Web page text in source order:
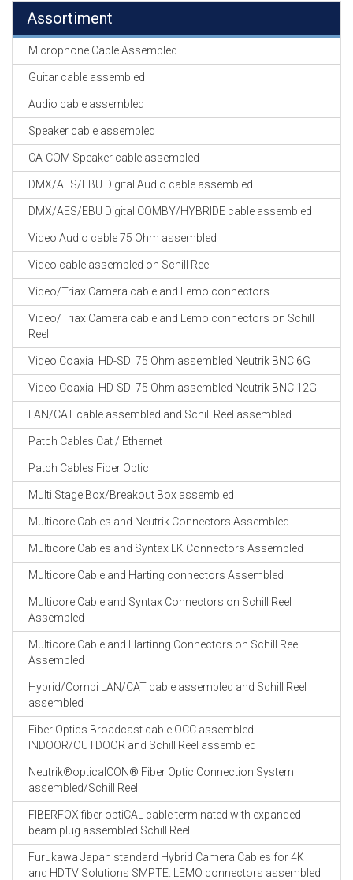
Assortiment
Microphone Cable Assembled
Guitar cable assembled
Audio cable assembled
Speaker cable assembled
CA-COM Speaker cable assembled
DMX/AES/EBU Digital Audio cable assembled
DMX/AES/EBU Digital COMBY/HYBRIDE cable assembled
Video Audio cable 75 Ohm assembled
Video cable assembled on Schill Reel
Video/Triax Camera cable and Lemo connectors
Video/Triax Camera cable and Lemo connectors on Schill
Reel
Video Coaxial HD-SDI 75 Ohm assembled Neutrik BNC 6G
Video Coaxial HD-SDI 75 Ohm assembled Neutrik BNC 12G
LAN/CAT cable assembled and Schill Reel assembled
Patch Cables Cat / Ethernet
Patch Cables Fiber Optic
Multi Stage Box/Breakout Box assembled
Multicore Cables and Neutrik Connectors Assembled
Multicore Cables and Syntax LK Connectors Assembled
Multicore Cable and Harting connectors Assembled
Multicore Cable and Syntax Connectors on Schill Reel
Assembled
Multicore Cable and Hartinng Connectors on Schill Reel
Assembled
Hybrid/Combi LAN/CAT cable assembled and Schill Reel
assembled
Fiber Optics Broadcast cable OCC assembled
INDOOR/OUTDOOR and Schill Reel assembled
Neutrik®opticalCON® Fiber Optic Connection System
assembled/Schill Reel
FIBERFOX fiber optiCAL cable terminated with expanded
beam plug assembled Schill Reel
Furukawa Japan standard Hybrid Camera Cables for 4K
and HDTV Solutions SMPTE. LEMO connectors assembled